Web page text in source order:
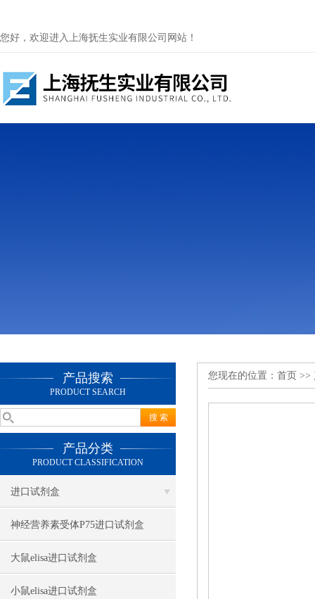
您好，欢迎进入上海抚生实业有限公司网站！
产品搜索
PRODUCT SEARCH
产品分类
PRODUCT CLASSIFICATION
进口试剂盒
神经营养素受体P75进口试剂盒
大鼠elisa进口试剂盒
小鼠elisa进口试剂盒
您现在的位置： 首页 >>